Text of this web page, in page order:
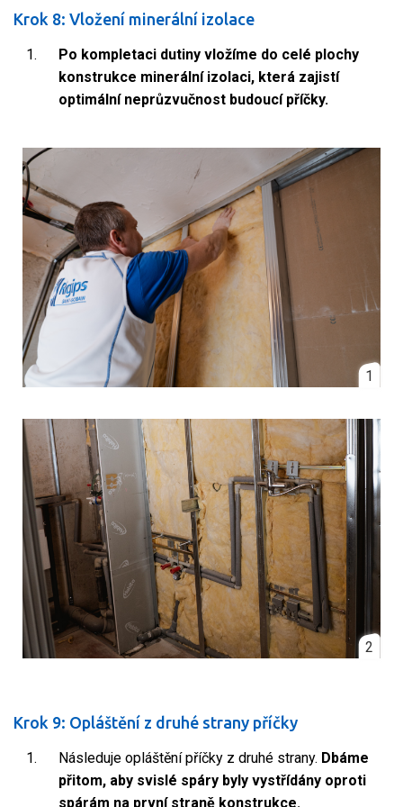
Krok 8: Vložení minerální izolace
Po kompletaci dutiny vložíme do celé plochy
konstrukce minerální izolaci, která zajistí
optimální neprůzvučnost budoucí příčky.
1
2
Krok 9: Opláštění z druhé strany příčky
Následuje opláštění příčky z druhé strany. Dbáme
přitom, aby svislé spáry byly vystřídány oproti
spárám na první straně konstrukce.